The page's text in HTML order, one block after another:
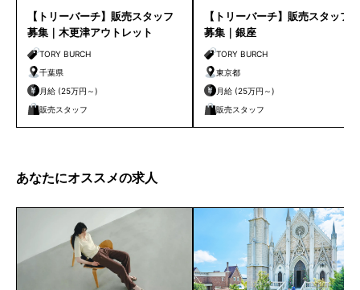
【トリーバーチ】販売スタッフ
募集｜木更津アウトレット
TORY BURCH
千葉県
月給 (25万円～)
販売スタッフ
【トリーバーチ】販売スタッフ
募集｜銀座
TORY BURCH
東京都
月給 (25万円～)
販売スタッフ
あなたにオススメの求人